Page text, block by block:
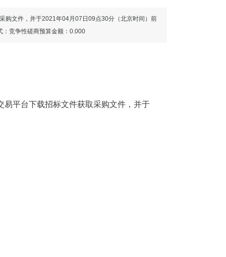
购文件，并于2021年04月07日09点30分（北京时间）前
：竞争性磋商预算金额：0.000
平台下载招标文件获取采购文件，并于